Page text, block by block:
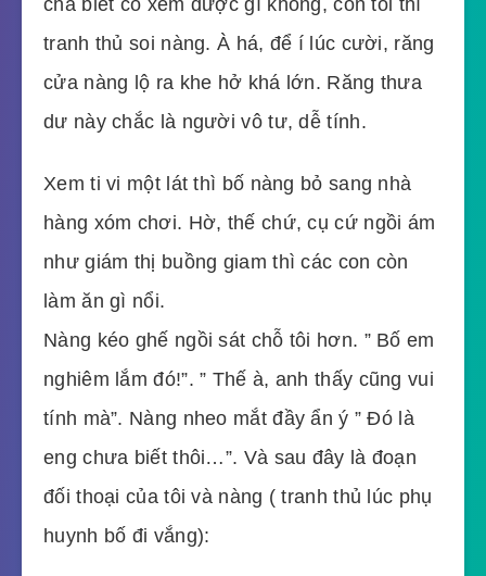
chả biết có xem được gì không, còn tôi thì
tranh thủ soi nàng. À há, để í lúc cười, răng
cửa nàng lộ ra khe hở khá lớn. Răng thưa
dư này chắc là người vô tư, dễ tính.
Xem ti vi một lát thì bố nàng bỏ sang nhà
hàng xóm chơi. Hờ, thế chứ, cụ cứ ngồi ám
như giám thị buồng giam thì các con còn
làm ăn gì nổi.
Nàng kéo ghế ngồi sát chỗ tôi hơn. ” Bố em
nghiêm lắm đó!”. ” Thế à, anh thấy cũng vui
tính mà”. Nàng nheo mắt đầy ẩn ý ” Đó là
eng chưa biết thôi…”. Và sau đây là đoạn
đối thoại của tôi và nàng ( tranh thủ lúc phụ
huynh bố đi vắng):